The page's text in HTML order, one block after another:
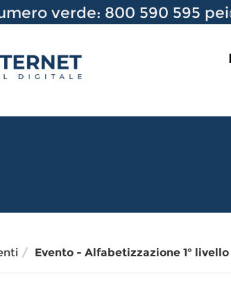
verde: 800 590 595
Evento - Alfabetizzazione 1° livello